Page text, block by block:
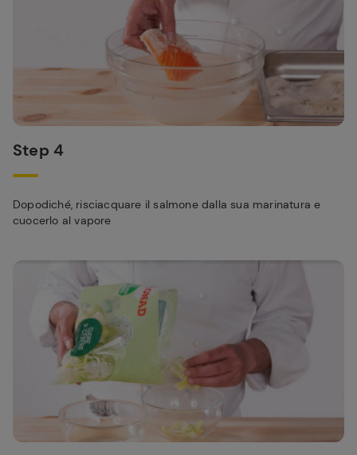
Step 4
Dopodiché, risciacquare il salmone dalla sua marinatura e
cuocerlo al vapore